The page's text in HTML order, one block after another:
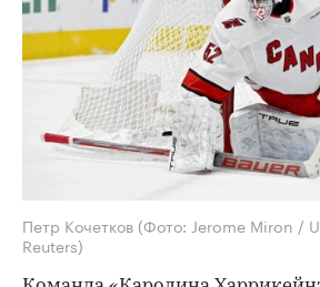
Петр Кочетков (Фото: Jerome Miron /
Reuters)